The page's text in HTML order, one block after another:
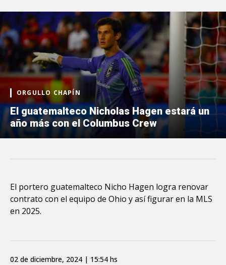
ORGULLO CHAPÍN
El guatemalteco Nicholas Hagen estará un
año más con el Columbus Crew
El portero guatemalteco Nicho Hagen logra renovar
contrato con el equipo de Ohio y así figurar en la MLS
en 2025.
02 de diciembre, 2024 | 15:54 hs